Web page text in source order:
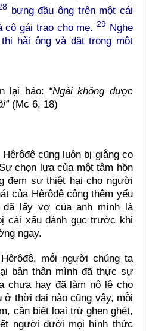
bưng đầu ông trên một cái
cô gái trao cho mẹ.29 Nghe
hài ông và đặt trong một
lại bảo: “Ngài không được
(Mc 6, 18)
cũng luôn bị giằng co
chọn lựa của một tâm hồn
đem sự thiệt hại cho người
của Hêrôđê cộng thêm yếu
lấy vợ của anh mình là
cái xấu đánh gục trước khi
ngay.
mỗi người chúng ta
bản thân mình đã thực sự
chưa hay đã làm nô lệ cho
ở thời đại nào cũng vậy, mỗi
cần biết loại trừ ghen ghét,
người dưới mọi hình thức